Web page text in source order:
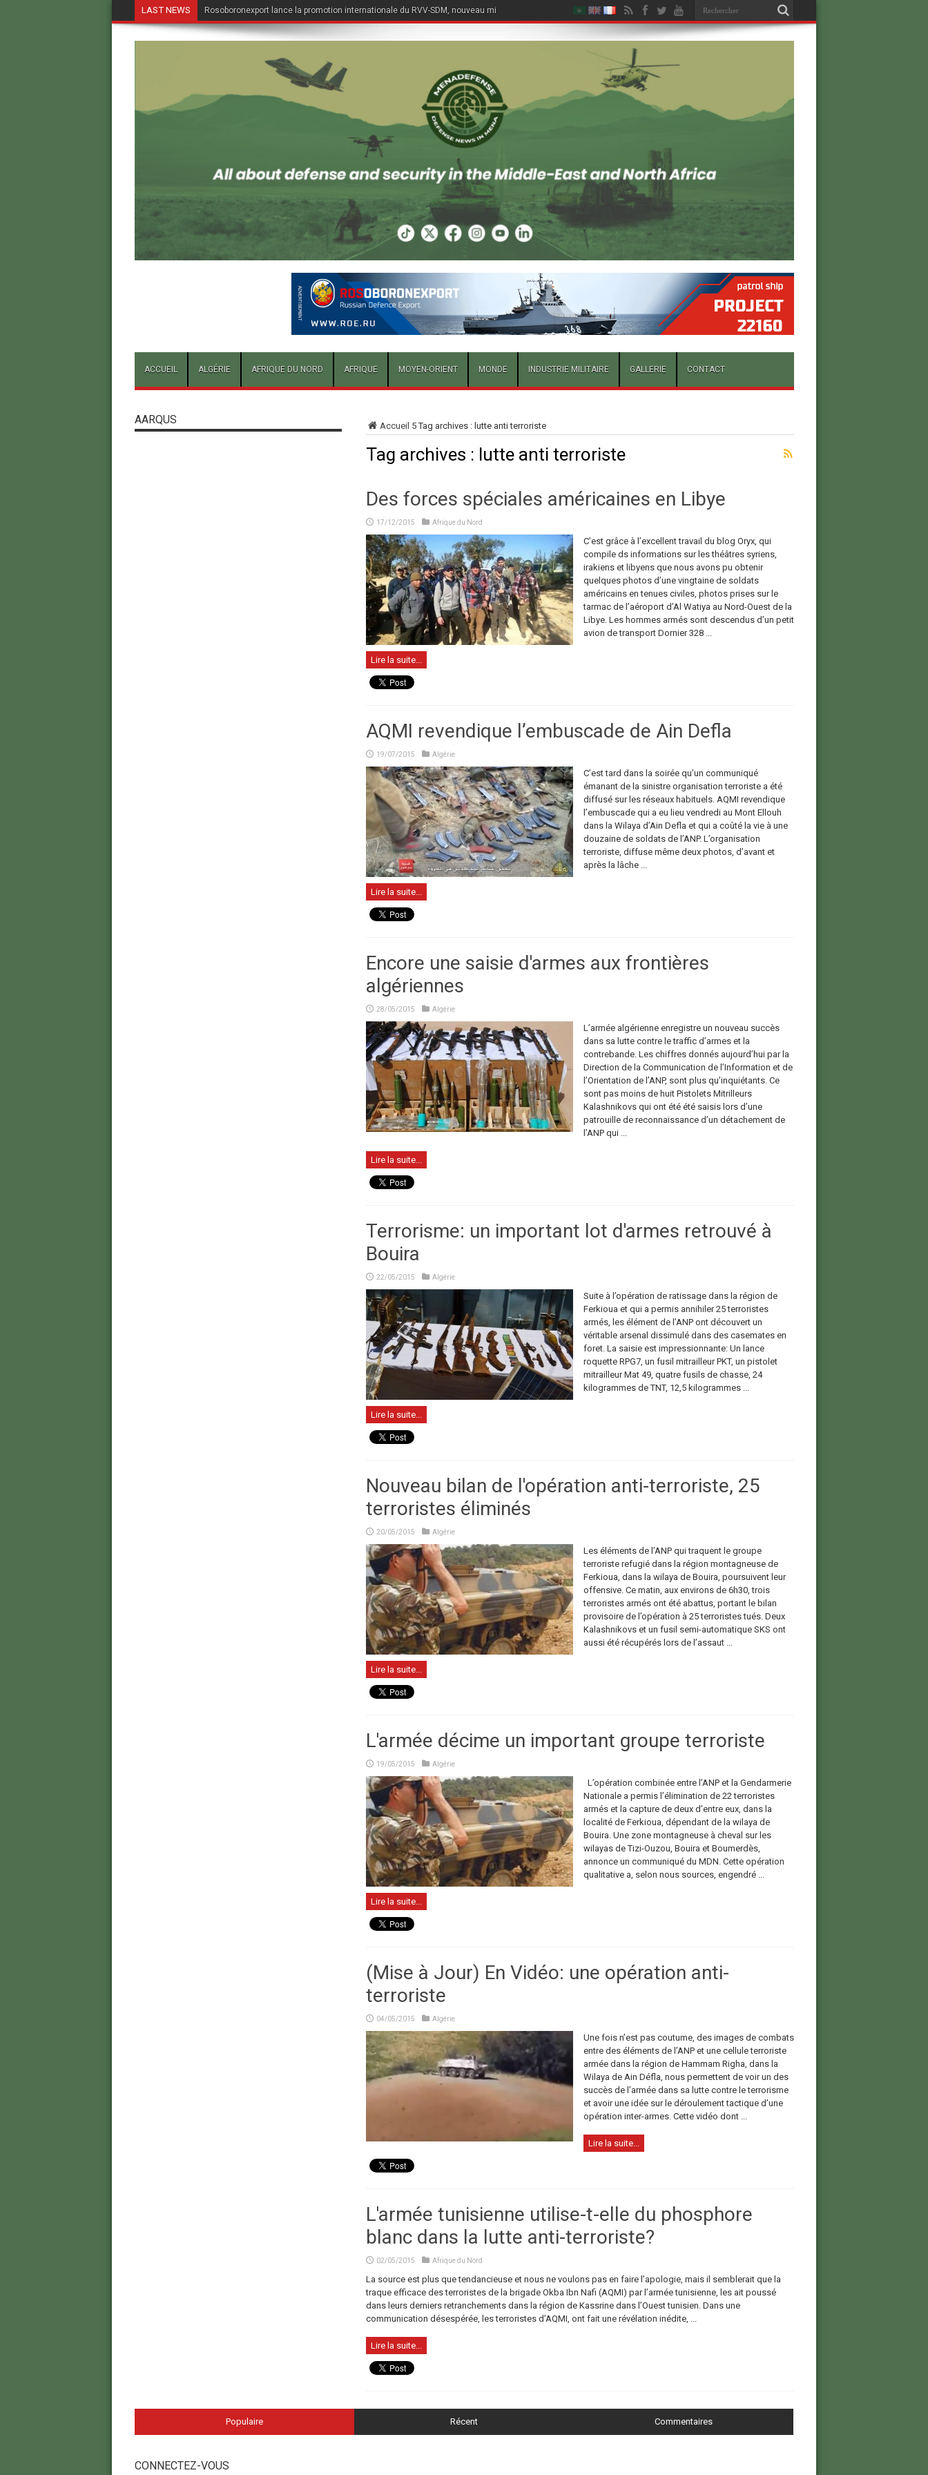
LAST NEWS Rosoboronexport lance la promotion internationale du RVV-SDM, nouveau missile air-air du Su-57E
ACCUEIL ALGÉRIE AFRIQUE DU NORD AFRIQUE MOYEN-ORIENT MONDE INDUSTRIE MILITAIRE GALLERIE CONTACT
Accueil 5Tag archives : lutte anti terroriste
Tag archives : lutte anti terroriste
Des forces spéciales américaines en Libye
17/12/2015 Afrique du Nord
C’est grâce à l’excellent travail du blog Oryx, qui
compile ds informations sur les théâtres syriens,
irakiens et libyens que nous avons pu obtenir
quelques photos d’une vingtaine de soldats
américains en tenues civiles, photos prises sur le
tarmac de l’aéroport d’Al Watiya au Nord-Ouest de la
Libye. Les hommes armés sont descendus d’un petit
avion de transport Dornier 328 ...
Lire la suite...
AQMI revendique l’embuscade de Ain Defla
19/07/2015 Algérie
C’est tard dans la soirée qu’un communiqué
émanant de la sinistre organisation terroriste a été
diffusé sur les réseaux habituels. AQMI revendique
l’embuscade qui a eu lieu vendredi au Mont Ellouh
dans la Wilaya d’Ain Defla et qui a coûté la vie à une
douzaine de soldats de l’ANP. L’organisation
terroriste, diffuse même deux photos, d’avant et
après la lâche ...
Lire la suite...
Encore une saisie d'armes aux frontières
algériennes
28/05/2015 Algérie
L’armée algérienne enregistre un nouveau succès
dans sa lutte contre le traffic d’armes et la
contrebande. Les chiffres donnés aujourd’hui par la
Direction de la Communication de l’Information et de
l’Orientation de l’ANP, sont plus qu’inquiétants. Ce
sont pas moins de huit Pistolets Mitrilleurs
Kalashnikovs qui ont été été saisis lors d’une
patrouille de reconnaissance d’un détachement de
l’ANP qui ...
Lire la suite...
Terrorisme: un important lot d'armes retrouvé à
Bouira
22/05/2015 Algérie
Suite à l’opération de ratissage dans la région de
Ferkioua et qui a permis annihiler 25 terroristes
armés, les élément de l’ANP ont découvert un
véritable arsenal dissimulé dans des casemates en
foret. La saisie est impressionnante: Un lance
roquette RPG7, un fusil mitrailleur PKT, un pistolet
mitrailleur Mat 49, quatre fusils de chasse, 24
kilogrammes de TNT, 12,5 kilogrammes ...
Lire la suite...
Nouveau bilan de l'opération anti-terroriste, 25
terroristes éliminés
20/05/2015 Algérie
Les éléments de l’ANP qui traquent le groupe
terroriste refugié dans la région montagneuse de
Ferkioua, dans la wilaya de Bouira, poursuivent leur
offensive. Ce matin, aux environs de 6h30, trois
terroristes armés ont été abattus, portant le bilan
provisoire de l’opération à 25 terroristes tués. Deux
Kalashnikovs et un fusil semi-automatique SKS ont
aussi été récupérés lors de l’assaut ...
Lire la suite...
L'armée décime un important groupe terroriste
19/05/2015 Algérie
L’opération combinée entre l’ANP et la Gendarmerie
Nationale a permis l’élimination de 22 terroristes
armés et la capture de deux d’entre eux, dans la
localité de Ferkioua, dépendant de la wilaya de
Bouira. Une zone montagneuse à cheval sur les
wilayas de Tizi-Ouzou, Bouira et Boumerdès,
annonce un communiqué du MDN. Cette opération
qualitative a, selon nous sources, engendré ...
Lire la suite...
(Mise à Jour) En Vidéo: une opération anti-
terroriste
04/05/2015 Algérie
Une fois n’est pas coutume, des images de combats
entre des éléments de l’ANP et une cellule terroriste
armée dans la région de Hammam Righa, dans la
Wilaya de Ain Défla, nous permettent de voir un des
succès de l’armée dans sa lutte contre le terrorisme
et avoir une idée sur le déroulement tactique d’une
opération inter-armes. Cette vidéo dont ...
Lire la suite...
L'armée tunisienne utilise-t-elle du phosphore
blanc dans la lutte anti-terroriste?
02/05/2015 Afrique du Nord
La source est plus que tendancieuse et nous ne voulons pas en faire l’apologie, mais il semblerait que la
traque efficace des terroristes de la brigade Okba Ibn Nafi (AQMI) par l’armée tunisienne, les ait poussé
dans leurs derniers retranchements dans la région de Kassrine dans l’Ouest tunisien. Dans une
communication désespérée, les terroristes d’AQMI, ont fait une révélation inédite, ...
Lire la suite...
AARQUS
Populaire Récent Commentaires
CONNECTEZ-VOUS